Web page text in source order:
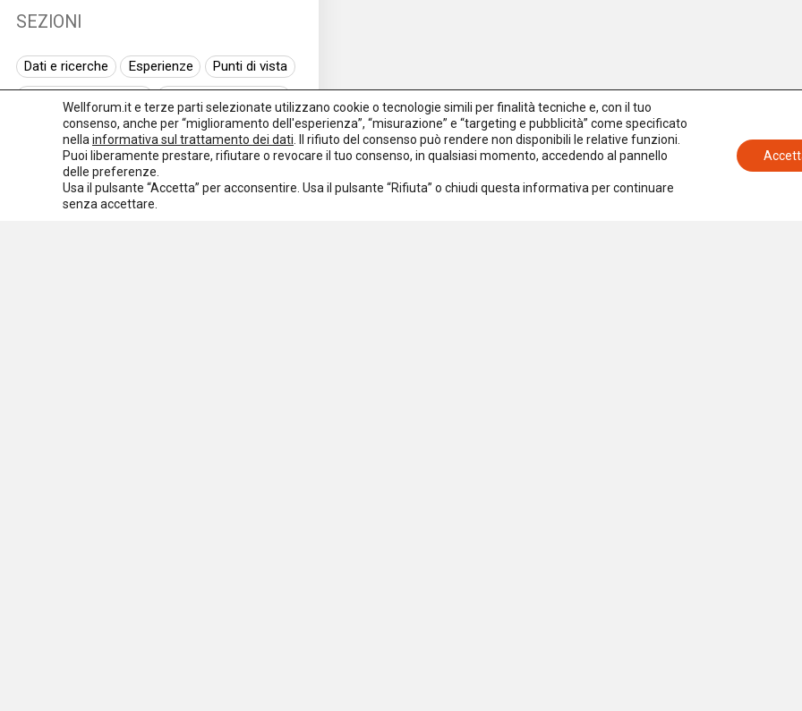
SEZIONI
Dati e ricerche Esperienze
Punti di vista
Normativa europea
Rassegna normativa
I seminari di Welforum
Eventi
Spazio ai promotori
Wellforum.it e terze parti selezionate utilizzano cookie o tecnologie simili per finalità tecniche e, con il tuo
consenso, anche per “miglioramento dell'esperienza”, “misurazione” e “targeting e pubblicità” come specificato
nella informativa sul trattamento dei dati . Il rifiuto del consenso può rendere non disponibili le relative funzioni.
Puoi liberamente prestare, rifiutare o revocare il tuo consenso, in qualsiasi momento, accedendo al pannello
delle preferenze.
Usa il pulsante “Accetta” per acconsentire. Usa il pulsante “Rifiuta” o chiudi questa informativa per continuare
senza accettare.